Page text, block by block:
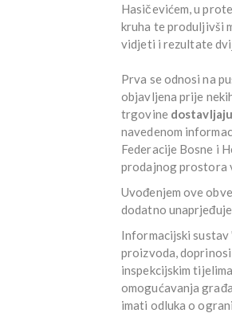
Hasičevićem, u
kruha te produljivši
vidjeti i rezultate
Prva se odnosi na
objavljena prije
trgovine
navedenom
Federacije Bosne i
prodajnog prostora
Uvođenjem ove
dodatno
Informacijski sustav
proizvoda,
inspekcijskim
omogućavanja
imati odluka o